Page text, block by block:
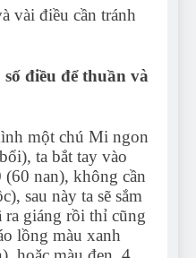
vài điều cần tránh
điều để thuần và
một chú Mi ngon
ta bắt tay vào
nan), không cần
sau này ta sẽ sắm
giáng rồi thỉ cũng
lồng màu xanh